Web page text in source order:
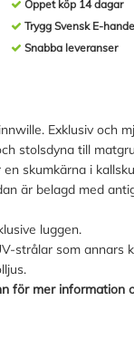
Öppet köp 14 dagar
Trygg Svensk E-
Snabba leveranser
Exklusiv och
stolsdyna till
skumkärna i
är belagd med
luggen.
strålar som annars
för mer information